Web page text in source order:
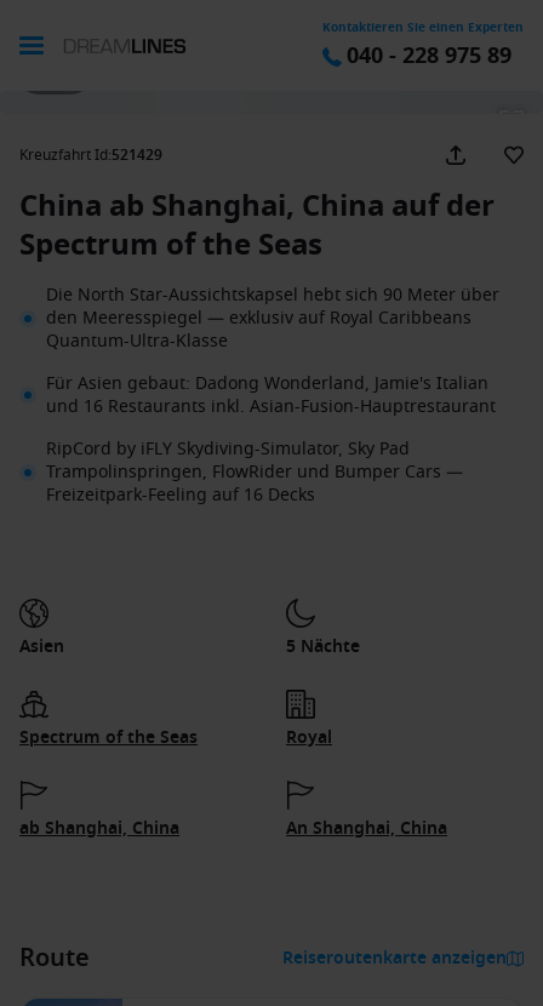
Kontaktieren Sie einen Experten
040 - 228 975 89
Kreuzfahrt Id:521429
China ab Shanghai, China auf der
Spectrum of the Seas
Die North Star-Aussichtskapsel hebt sich 90 Meter über
den Meeresspiegel — exklusiv auf Royal Caribbeans
Quantum-Ultra-Klasse
Für Asien gebaut: Dadong Wonderland, Jamie's Italian
und 16 Restaurants inkl. Asian-Fusion-Hauptrestaurant
RipCord by iFLY Skydiving-Simulator, Sky Pad
Trampolinspringen, FlowRider und Bumper Cars —
Freizeitpark-Feeling auf 16 Decks
Asien 5 Nächte
Spectrum of the Seas Royal
ab Shanghai, China An Shanghai, China
Route Reiseroutenkarte anzeigen